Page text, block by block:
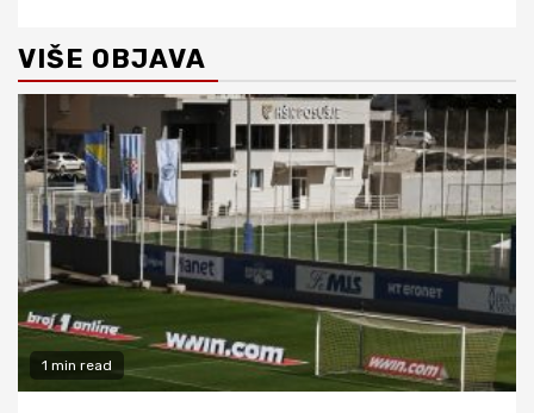
VIŠE OBJAVA
1 min read